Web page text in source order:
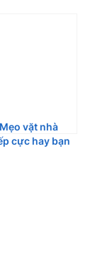
vặt nhà
cực hay bạn